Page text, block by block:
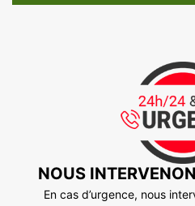
NOUS
En cas d’urgence, nous